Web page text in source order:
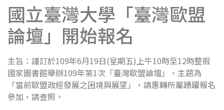
國立臺灣大學「臺灣歐盟
論壇」開始報名
主旨：謹訂於109年6月19日(星期五)上午10時至12時整假
國家圖書館舉辦109年第1次「臺灣歐盟論壇」，主題為
「當前歐盟政經發展之困境與展望」，請惠轉所屬踴躍報名
參加，請查照。